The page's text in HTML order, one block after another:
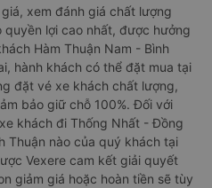
xem đánh giá chất lượng
lợi cao nhất, được hưởng
Hàm Thuận Nam - Bình
hành khách có thể đặt mua tại
đặt vé xe khách chất lượng,
bảo giữ chỗ 100%. Đối với
khách đi Thống Nhất - Đồng
Thuận nào của quý khách tại
Vexere cam kết giải quyết
giảm giá hoặc hoàn tiền sẽ tùy